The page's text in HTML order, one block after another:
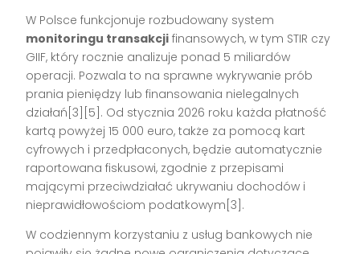
W Polsce funkcjonuje rozbudowany system
monitoringu transakcji finansowych, w tym STIR czy
GIIF, który rocznie analizuje ponad 5 miliardów
operacji. Pozwala to na sprawne wykrywanie prób
prania pieniędzy lub finansowania nielegalnych
działań[3][5]. Od stycznia 2026 roku każda płatność
kartą powyżej 15 000 euro, także za pomocą kart
cyfrowych i przedpłaconych, będzie automatycznie
raportowana fiskusowi, zgodnie z przepisami
mającymi przeciwdziałać ukrywaniu dochodów i
nieprawidłowościom podatkowym[3].
W codziennym korzystaniu z usług bankowych nie